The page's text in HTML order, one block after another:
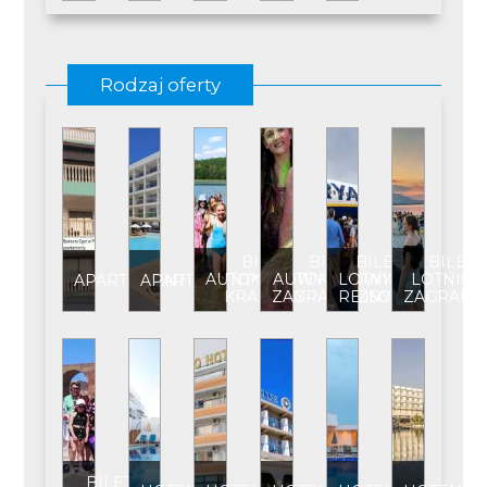
Rodzaj oferty
APARTAMENTAPARTAMENT****
BILET
AUTOKAROWY
KRAJOWY
BILET
AUTOKAROWY
ZAGRANICZNY
BILET
LOTNICZY
REJSOWY
BILET
BILET